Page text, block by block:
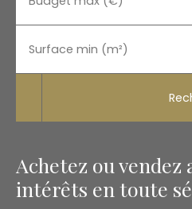
Surface min (m²)
Achetez ou vendez
intérêts en toute